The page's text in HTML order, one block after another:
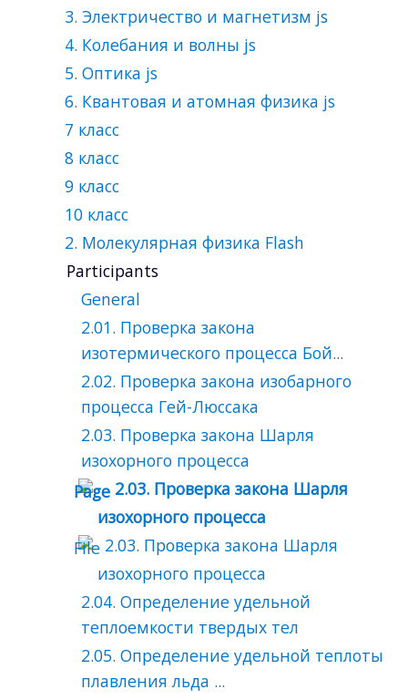
3. Электричество и магнетизм js
4. Колебания и волны js
5. Оптика js
6. Квантовая и атомная физика js
7 класс
8 класс
9 класс
10 класс
2. Молекулярная физика Flash
Participants
General
2.01. Проверка закона
изотермического процесса Бой...
2.02. Проверка закона изобарного
процесса Гей-Люссака
2.03. Проверка закона Шарля
изохорного процесса
2.03. Проверка закона Шарля
изохорного процесса
2.03. Проверка закона Шарля
изохорного процесса
2.04. Определение удельной
теплоемкости твердых тел
2.05. Определение удельной теплоты
плавления льда ...